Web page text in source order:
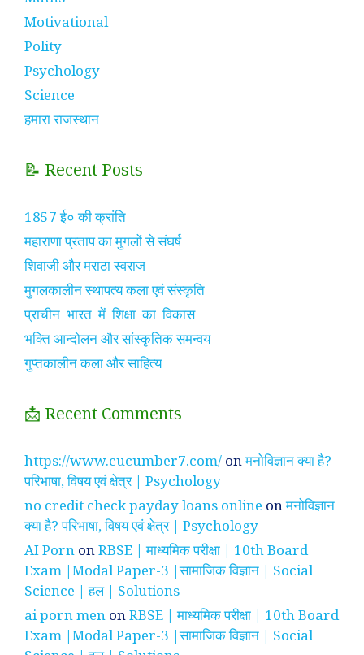
Motivational
Polity
Psychology
Science
हमारा राजस्थान
📝 Recent Posts
1857 ई० की क्रांति
महाराणा प्रताप का मुगलों से संघर्ष
शिवाजी और मराठा स्वराज
मुगलकालीन स्थापत्य कला एवं संस्कृति
प्राचीन भारत में शिक्षा का विकास
भक्ति आन्दोलन और सांस्कृतिक समन्वय
गुप्तकालीन कला और साहित्य
📩 Recent Comments
https://www.cucumber7.com/ onमनोविज्ञान क्या है?
परिभाषा, विषय एवं क्षेत्र | Psychology
no credit check payday loans online onमनोविज्ञान
क्या है? परिभाषा, विषय एवं क्षेत्र | Psychology
AI Porn onRBSE | माध्यमिक परीक्षा | 10th Board
Exam |Modal Paper-3 |सामाजिक विज्ञान | Social
Science | हल | Solutions
ai porn men onRBSE | माध्यमिक परीक्षा | 10th Board
Exam |Modal Paper-3 |सामाजिक विज्ञान | Social